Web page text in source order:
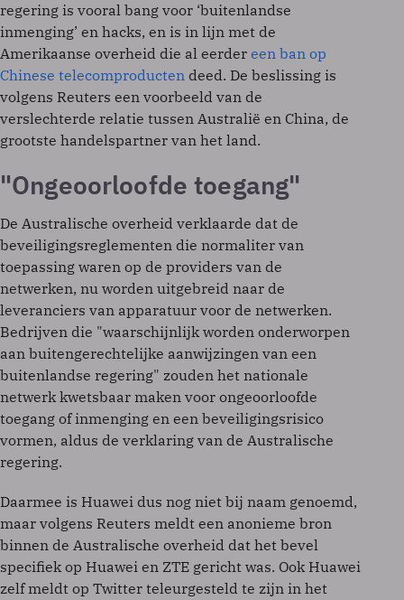
regering is vooral bang voor ‘buitenlandse
inmenging’ en hacks, en is in lijn met de
Amerikaanse overheid die al eerder een ban op
Chinese telecomproducten deed. De beslissing is
volgens Reuters een voorbeeld van de
verslechterde relatie tussen Australië en China, de
grootste handelspartner van het land.
"Ongeoorloofde toegang"
De Australische overheid verklaarde dat de
beveiligingsreglementen die normaliter van
toepassing waren op de providers van de
netwerken, nu worden uitgebreid naar de
leveranciers van apparatuur voor de netwerken.
Bedrijven die "waarschijnlijk worden onderworpen
aan buitengerechtelijke aanwijzingen van een
buitenlandse regering" zouden het nationale
netwerk kwetsbaar maken voor ongeoorloofde
toegang of inmenging en een beveiligingsrisico
vormen, aldus de verklaring van de Australische
regering.
Daarmee is Huawei dus nog niet bij naam genoemd,
maar volgens Reuters meldt een anonieme bron
binnen de Australische overheid dat het bevel
specifiek op Huawei en ZTE gericht was. Ook Huawei
zelf meldt op Twitter teleurgesteld te zijn in het